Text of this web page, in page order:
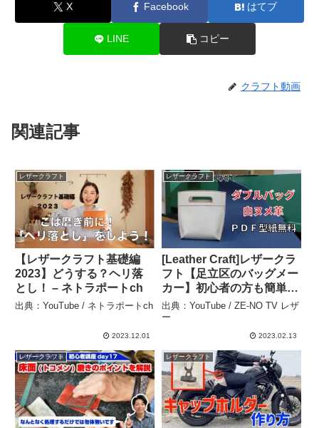
X Facebook はてブ
LINE コピー
クラフト動画
関連記事
レザークラフト
【レザークラフト基礎編
2023】どうする？ヘリ落
とし！ – ネトラポートch
出典：YouTube / ネトラポートch
2023.12.01
レザークラフト
[Leather Craft]レザークラ
フト【足立区のバッグメー
カー】初心者の方も簡単に
作れるダブルバッグです/
無料型紙/ – ZE-NO TV レ
出典：YouTube / ZE-NO TV レザ
ー
2023.02.13
レザークラフト レザークラフト